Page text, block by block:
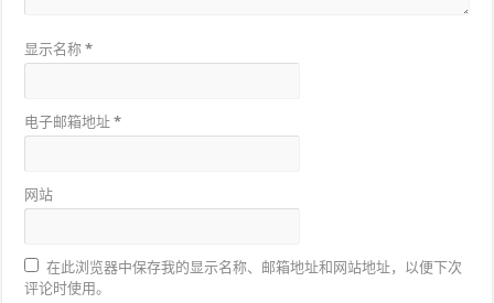
显示名称*
电子邮箱地址*
网站
在此浏览器中保存我的显示名称、邮箱地址和网站地址，以便下次
评论时使用。